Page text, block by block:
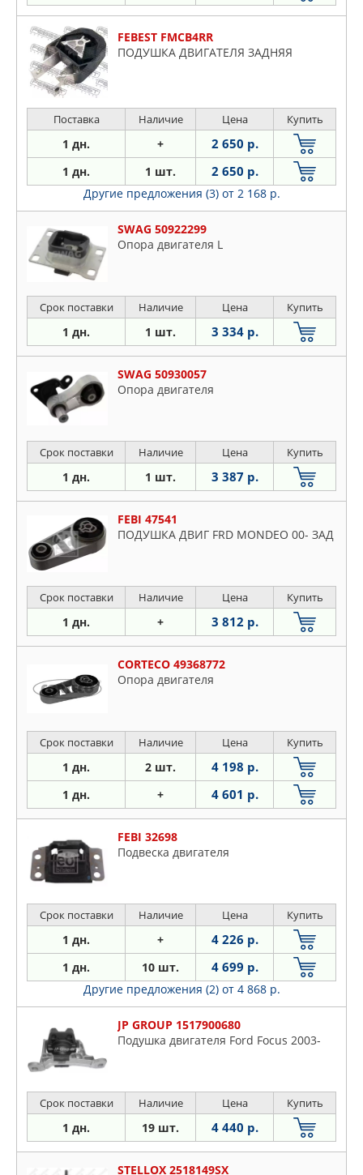
FEBEST FMCB4RR
ПОДУШКА ДВИГАТЕЛЯ ЗАДНЯЯ
Поставка Наличие Цена Купить
1 дн. + 2 650 р.
1 дн. 1 шт. 2 650 р.
Другие предложения (3) от 2 168 р.
SWAG 50922299
Опора двигателя L
Срок поставки Наличие Цена Купить
1 дн. 1 шт. 3 334 р.
SWAG 50930057
Опора двигателя
Срок поставки Наличие Цена Купить
1 дн. 1 шт. 3 387 р.
FEBI 47541
ПОДУШКА ДВИГ FRD MONDEO 00- ЗАД
Срок поставки Наличие Цена Купить
1 дн. + 3 812 р.
CORTECO 49368772
Опора двигателя
Срок поставки Наличие Цена Купить
1 дн. 2 шт. 4 198 р.
1 дн. + 4 601 р.
FEBI 32698
Подвеска двигателя
Срок поставки Наличие Цена Купить
1 дн. + 4 226 р.
1 дн. 10 шт. 4 699 р.
Другие предложения (2) от 4 868 р.
JP GROUP 1517900680
Подушка двигателя Ford Focus 2003-
Срок поставки Наличие Цена Купить
1 дн. 19 шт. 4 440 р.
STELLOX 2518149SX